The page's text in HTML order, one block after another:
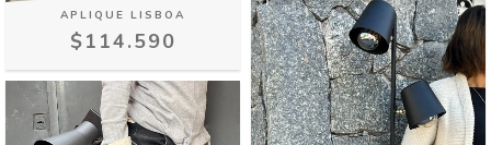
APLIQUE LISBOA
$114.590